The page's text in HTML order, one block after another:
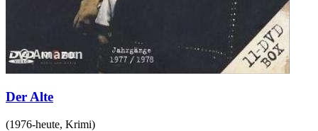
Der Alte
(1976-heute, Krimi)